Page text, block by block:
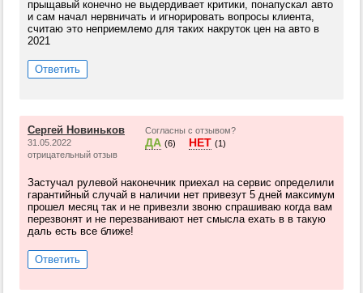
прыщавый конечно не выдердивает критики, понапускал авто
и сам начал нервничать и игнорировать вопросы клиента,
считаю это неприемлемо для таких накруток цен на авто в
2021
Ответить
Сергей Новиньков
31.05.2022
отрицательный отзыв
Согласны с отзывом?
ДА (6) НЕТ (1)
Застучал рулевой наконечник приехал на сервис определили
гарантийный случай в наличии нет привезут 5 дней максимум
прошел месяц так и не привезли звоню спрашиваю когда вам
перезвонят и не перезванивают нет смысла ехать в в такую
даль есть все ближе!
Ответить